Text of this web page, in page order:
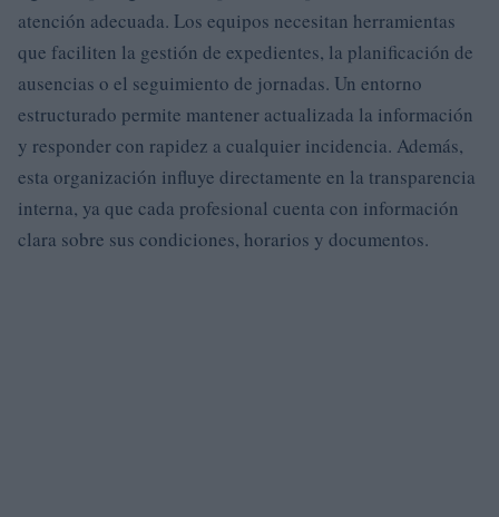
atención adecuada. Los equipos necesitan herramientas
que faciliten la gestión de expedientes, la planificación de
ausencias o el seguimiento de jornadas. Un entorno
estructurado permite mantener actualizada la información
y responder con rapidez a cualquier incidencia. Además,
esta organización influye directamente en la transparencia
interna, ya que cada profesional cuenta con información
clara sobre sus condiciones, horarios y documentos.